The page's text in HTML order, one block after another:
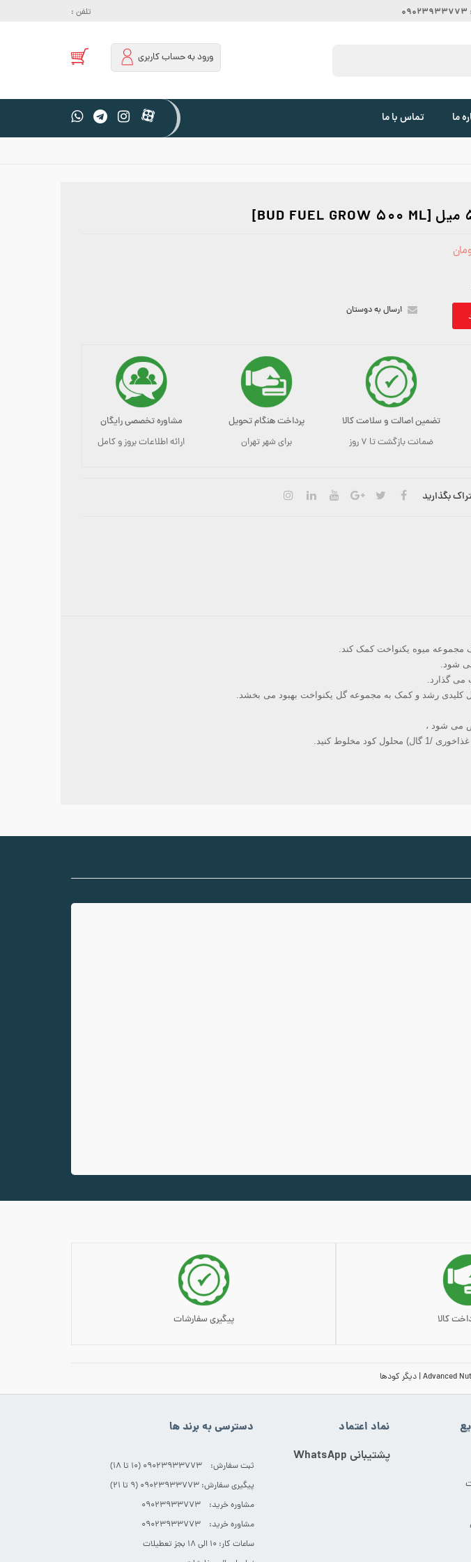
09023933773 تلفن :
ورود به حساب کاربری
ما تماس با ما
ارسال به دوستان
تضمین اصالت و سلامت کالا
ضمانت بازگشت تا ۷ روز
پرداخت هنگام تحویل
برای شهر تهران
مشاوره تخصصی رایگان
ارائه اطلاعات بروز و کامل
بگذارید
مجموعه میوه یکنواخت کمک کند.
می گذارد.
کلیدی رشد و کمک به مجموعه گل یکنواخت بهبود می بخشد.
کالا پیگیری سفارشات
Advanced دیگر کودها
نماد اعتماد
پشتیبانی WhatsApp
دسترسی به برند ها
ثبت سفارش: 09023933773 (۱۰ تا ۱۸)
پیگیری سفارش: 09023933773 (۹ تا ۲۱)
مشاوره خرید: 09023933773
مشاوره خرید: 09023933773
ساعات کار: ۱۰ الی ۱۸ بجز تعطیلات